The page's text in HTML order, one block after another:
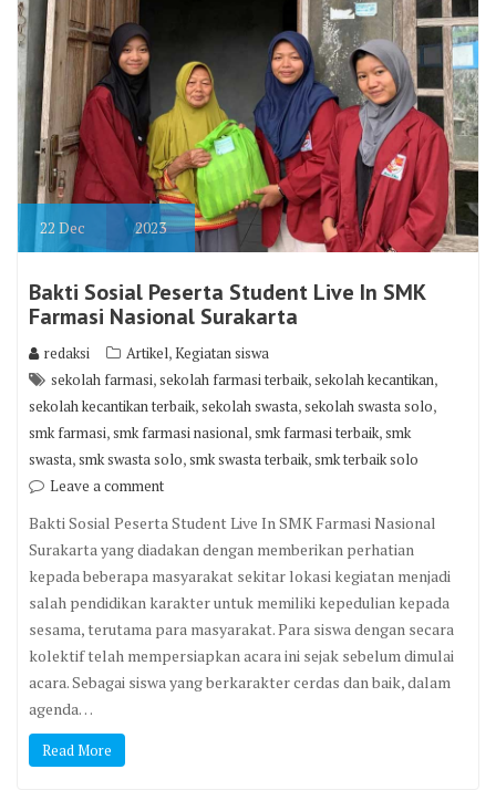
22 Dec 2023
Bakti Sosial Peserta Student Live In SMK
Farmasi Nasional Surakarta
redaksi Artikel,Kegiatan siswa
sekolah farmasi,sekolah farmasi terbaik,sekolah kecantikan,
sekolah kecantikan terbaik,sekolah swasta,sekolah swasta solo,
smk farmasi,smk farmasi nasional,smk farmasi terbaik,smk
swasta,smk swasta solo,smk swasta terbaik,smk terbaik solo
Leave a comment
Bakti Sosial Peserta Student Live In SMK Farmasi Nasional
Surakarta yang diadakan dengan memberikan perhatian
kepada beberapa masyarakat sekitar lokasi kegiatan menjadi
salah pendidikan karakter untuk memiliki kepedulian kepada
sesama, terutama para masyarakat. Para siswa dengan secara
kolektif telah mempersiapkan acara ini sejak sebelum dimulai
acara. Sebagai siswa yang berkarakter cerdas dan baik, dalam
agenda…
Read More